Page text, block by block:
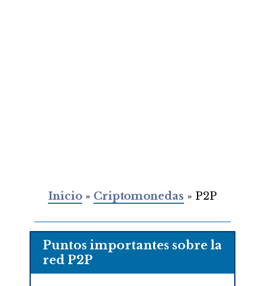
Inicio» Criptomonedas » P2P
Puntos importantes sobre la
red P2P